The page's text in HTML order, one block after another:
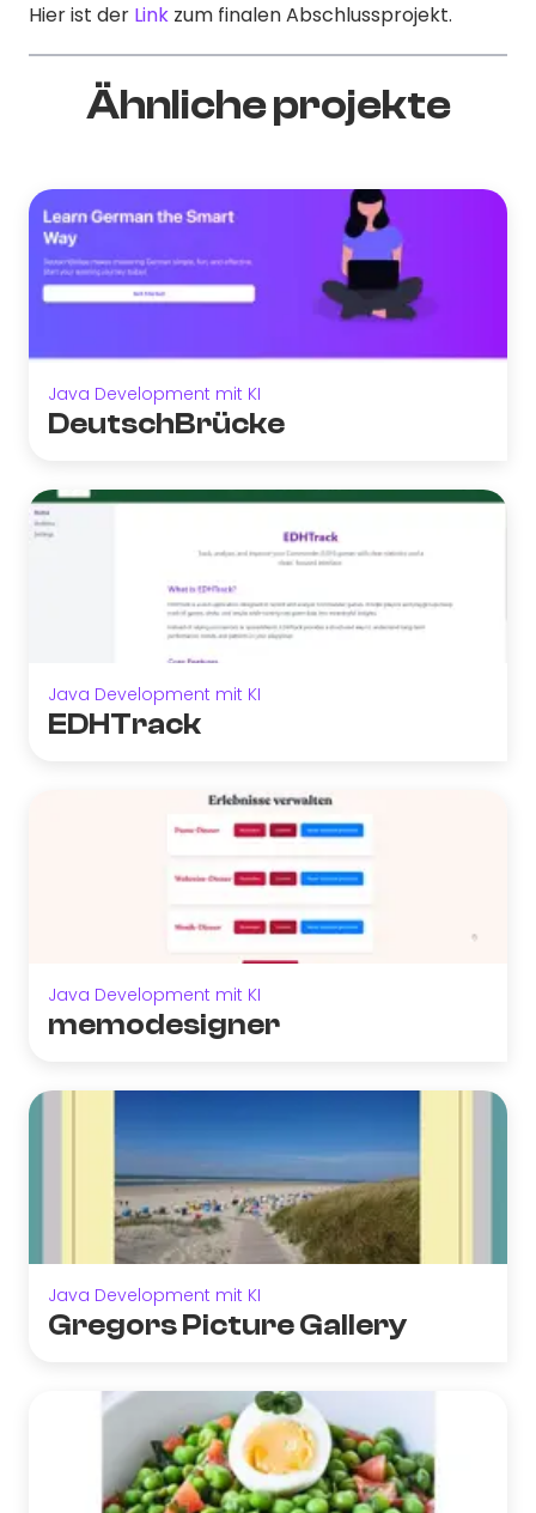
Hier ist der Link zum finalen Abschlussprojekt.
Ähnliche projekte
Java Development mit KI
DeutschBrücke
Java Development mit KI
EDHTrack
Java Development mit KI
memodesigner
Java Development mit KI
Gregors Picture Gallery